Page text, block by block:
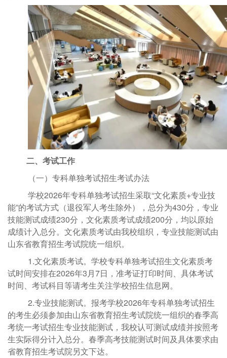
二、考试工作
（一）专科单独考试招生考试办法
学校2026年专科单独考试招生采取“文化素质+专业技
能”的考试方式（退役军人考生除外），总分为430分，专业
技能测试成绩230分，文化素质考试成绩200分，均以原始
成绩计入总分。文化素质考试由我校组织，专业技能测试由
山东省教育招生考试院统一组织。
1.文化素质考试。学校专科单独考试招生文化素质考
试时间安排在2026年3月7日，准考证打印时间、具体考试
时间、考试科目等请考生关注学校招生信息网。
2.专业技能测试。报考学校2026年专科单独考试招生
的考生必须参加由山东省教育招生考试院统一组织的春季高
考统一考试招生专业技能测试，我校认可测试成绩并按照考
生实际得分计入总分。春季高考技能测试时间及具体要求由
省教育招生考试院另文下达。